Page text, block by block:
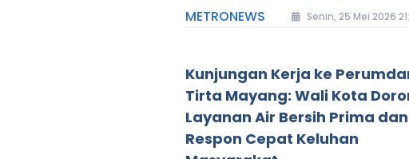
METRONEWS Senin, 25 Mei 2026
Kunjungan Kerja ke
Tirta Mayang: Wali Kota
Layanan Air Bersih Prima dan
Respon Cepat Keluhan